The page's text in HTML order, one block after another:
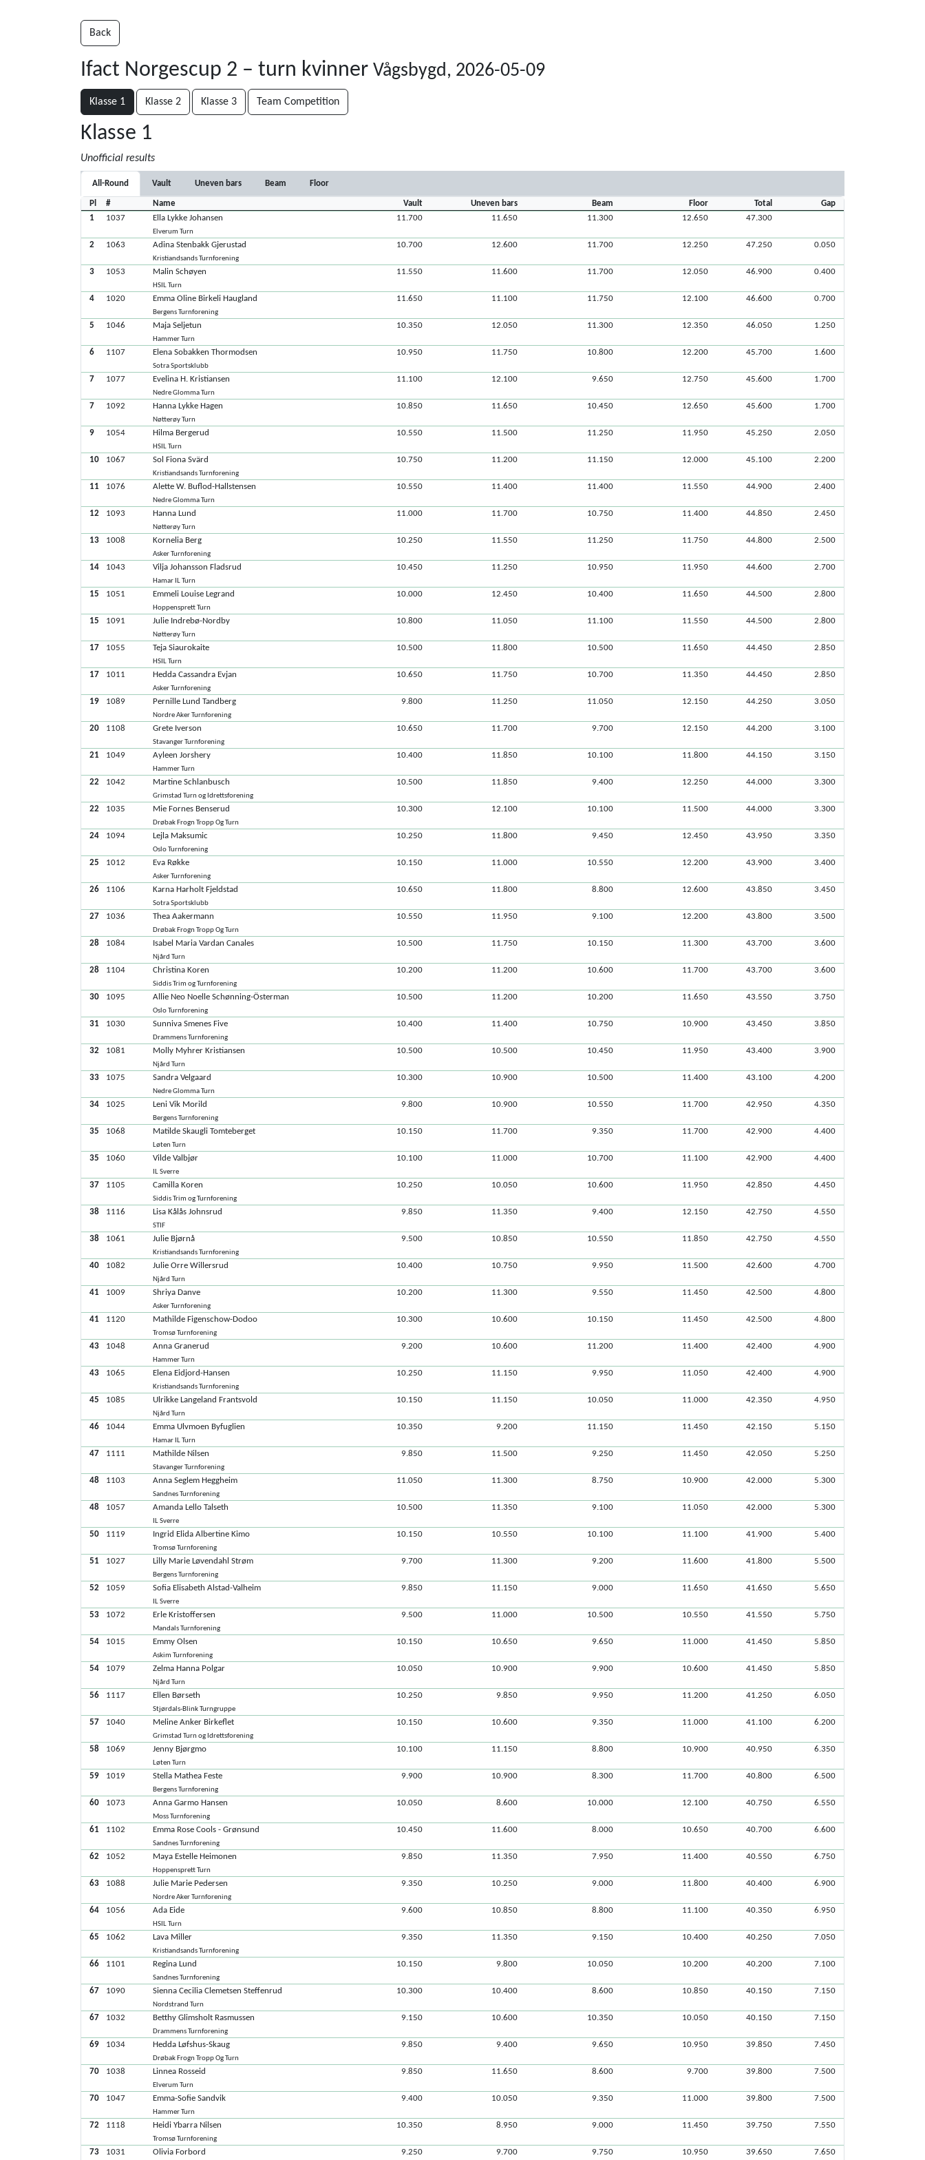
Back
Ifact Norgescup 2 – turn kvinner Vågsbygd, 2026-05-09
Klasse 1 Klasse 2 Klasse 3 Team Competition
Klasse 1
Unofficial results
All-Round Vault Uneven bars Beam Floor
Pl # Name Vault Uneven bars Beam Floor Total
Gap
1
1037 Ella Lykke Johansen
Elverum Turn
11.700 11.650 11.300 12.650 47.300
2 1063 Adina Stenbakk Gjerustad
Kristiandsands Turnforening
10.700 12.600 11.700 12.250 47.250 0.050
3 1053 Malin Schøyen
HSIL Turn
11.550 11.600 11.700 12.050 46.900 0.400
4 1020 Emma Oline Birkeli Haugland
Bergens Turnforening
11.650 11.100 11.750 12.100 46.600 0.700
5 1046 Maja Seljetun
Hammer Turn
10.350 12.050 11.300 12.350 46.050 1.250
6 1107 Elena Sobakken Thormodsen
Sotra Sportsklubb
10.950 11.750 10.800 12.200 45.700 1.600
7 1077 Evelina H. Kristiansen
Nedre Glomma Turn
11.100 12.100 9.650 12.750 45.600 1.700
7 1092 Hanna Lykke Hagen
Nøtterøy Turn
10.850 11.650 10.450 12.650 45.600 1.700
9 1054 Hilma Bergerud
HSIL Turn
10.550 11.500 11.250 11.950 45.250 2.050
10 1067 Sol Fiona Svärd
Kristiandsands Turnforening
10.750 11.200 11.150 12.000 45.100 2.200
11 1076 Alette W. Buflod-Hallstensen
Nedre Glomma Turn
10.550 11.400 11.400 11.550 44.900 2.400
12 1093 Hanna Lund
Nøtterøy Turn
11.000 11.700 10.750 11.400 44.850 2.450
13 1008 Kornelia Berg
Asker Turnforening
10.250 11.550 11.250 11.750 44.800 2.500
14 1043 Vilja Johansson Fladsrud
Hamar IL Turn
10.450 11.250 10.950 11.950 44.600 2.700
15 1051 Emmeli Louise Legrand
Hoppensprett Turn
10.000 12.450 10.400 11.650 44.500 2.800
15 1091 Julie Indrebø-Nordby
Nøtterøy Turn
10.800 11.050 11.100 11.550 44.500 2.800
17 1055 Teja Siaurokaite
HSIL Turn
10.500 11.800 10.500 11.650 44.450 2.850
17 1011 Hedda Cassandra Evjan
Asker Turnforening
10.650 11.750 10.700 11.350 44.450 2.850
19 1089 Pernille Lund Tandberg
Nordre Aker Turnforening
9.800 11.250 11.050 12.150 44.250 3.050
20 1108 Grete Iverson
Stavanger Turnforening
10.650 11.700 9.700 12.150 44.200 3.100
21 1049 Ayleen Jorshery
Hammer Turn
10.400 11.850 10.100 11.800 44.150 3.150
22 1042 Martine Schlanbusch
Grimstad Turn og Idrettsforening
10.500 11.850 9.400 12.250 44.000 3.300
22 1035 Mie Fornes Benserud
Drøbak Frogn Tropp Og Turn
10.300 12.100 10.100 11.500 44.000 3.300
24 1094 Lejla Maksumic
Oslo Turnforening
10.250 11.800 9.450 12.450 43.950 3.350
25 1012 Eva Røkke
Asker Turnforening
10.150 11.000 10.550 12.200 43.900 3.400
26 1106 Karna Harholt Fjeldstad
Sotra Sportsklubb
10.650 11.800 8.800 12.600 43.850 3.450
27 1036 Thea Aakermann
Drøbak Frogn Tropp Og Turn
10.550 11.950 9.100 12.200 43.800 3.500
28 1084 Isabel Maria Vardan Canales
Njård Turn
10.500 11.750 10.150 11.300 43.700 3.600
28 1104 Christina Koren
Siddis Trim og Turnforening
10.200 11.200 10.600 11.700 43.700 3.600
30 1095 Allie Neo Noelle Schønning-Österman
Oslo Turnforening
10.500 11.200 10.200 11.650 43.550 3.750
31 1030 Sunniva Smenes Five
Drammens Turnforening
10.400 11.400 10.750 10.900 43.450 3.850
32 1081 Molly Myhrer Kristiansen
Njård Turn
10.500 10.500 10.450 11.950 43.400 3.900
33 1075 Sandra Velgaard
Nedre Glomma Turn
10.300 10.900 10.500 11.400 43.100 4.200
34 1025 Leni Vik Morild
Bergens Turnforening
9.800 10.900 10.550 11.700 42.950 4.350
35 1068 Matilde Skaugli Tomteberget
Løten Turn
10.150 11.700 9.350 11.700 42.900 4.400
35 1060 Vilde Valbjør
IL Sverre
10.100 11.000 10.700 11.100 42.900 4.400
37 1105 Camilla Koren
Siddis Trim og Turnforening
10.250 10.050 10.600 11.950 42.850 4.450
38 1116 Lisa Kålås Johnsrud
STIF
9.850 11.350 9.400 12.150 42.750 4.550
38 1061 Julie Bjørnå
Kristiandsands Turnforening
9.500 10.850 10.550 11.850 42.750 4.550
40 1082 Julie Orre Willersrud
Njård Turn
10.400 10.750 9.950 11.500 42.600 4.700
41 1009 Shriya Danve
Asker Turnforening
10.200 11.300 9.550 11.450 42.500 4.800
41 1120 Mathilde Figenschow-Dodoo
Tromsø Turnforening
10.300 10.600 10.150 11.450 42.500 4.800
43 1048 Anna Granerud
Hammer Turn
9.200 10.600 11.200 11.400 42.400 4.900
43 1065 Elena Eidjord-Hansen
Kristiandsands Turnforening
10.250 11.150 9.950 11.050 42.400 4.900
45 1085 Ulrikke Langeland Frantsvold
Njård Turn
10.150 11.150 10.050 11.000 42.350 4.950
46 1044 Emma Ulvmoen Byfuglien
Hamar IL Turn
10.350 9.200 11.150 11.450 42.150 5.150
47 1111 Mathilde Nilsen
Stavanger Turnforening
9.850 11.500 9.250 11.450 42.050 5.250
48 1103 Anna Seglem Heggheim
Sandnes Turnforening
11.050 11.300 8.750 10.900 42.000 5.300
48 1057 Amanda Lello Talseth
IL Sverre
10.500 11.350 9.100 11.050 42.000 5.300
50 1119 Ingrid Elida Albertine Kimo
Tromsø Turnforening
10.150 10.550 10.100 11.100 41.900 5.400
51 1027 Lilly Marie Løvendahl Strøm
Bergens Turnforening
9.700 11.300 9.200 11.600 41.800 5.500
52 1059 Sofia Elisabeth Alstad-Valheim
IL Sverre
9.850 11.150 9.000 11.650 41.650 5.650
53 1072 Erle Kristoffersen
Mandals Turnforening
9.500 11.000 10.500 10.550 41.550 5.750
54 1015 Emmy Olsen
Askim Turnforening
10.150 10.650 9.650 11.000 41.450 5.850
54 1079 Zelma Hanna Polgar
Njård Turn
10.050 10.900 9.900 10.600 41.450 5.850
56 1117 Ellen Børseth
Stjørdals-Blink Turngruppe
10.250 9.850 9.950 11.200 41.250 6.050
57 1040 Meline Anker Birkeflet
Grimstad Turn og Idrettsforening
10.150 10.600 9.350 11.000 41.100 6.200
58 1069 Jenny Bjørgmo
Løten Turn
10.100 11.150 8.800 10.900 40.950 6.350
59 1019 Stella Mathea Feste
Bergens Turnforening
9.900 10.900 8.300 11.700 40.800 6.500
60 1073 Anna Garmo Hansen
Moss Turnforening
10.050 8.600 10.000 12.100 40.750 6.550
61 1102 Emma Rose Cools - Grønsund
Sandnes Turnforening
10.450 11.600 8.000 10.650 40.700 6.600
62 1052 Maya Estelle Heimonen
Hoppensprett Turn
9.850 11.350 7.950 11.400 40.550 6.750
63 1088 Julie Marie Pedersen
Nordre Aker Turnforening
9.350 10.250 9.000 11.800 40.400 6.900
64 1056 Ada Eide
HSIL Turn
9.600 10.850 8.800 11.100 40.350 6.950
65 1062 Lava Miller
Kristiandsands Turnforening
9.350 11.350 9.150 10.400 40.250 7.050
66 1101 Regina Lund
Sandnes Turnforening
10.150 9.800 10.050 10.200 40.200 7.100
67 1090 Sienna Cecilia Clemetsen Steffenrud
Nordstrand Turn
10.300 10.400 8.600 10.850 40.150 7.150
67 1032 Betthy Glimsholt Rasmussen
Drammens Turnforening
9.150 10.600 10.350 10.050 40.150 7.150
69 1034 Hedda Løfshus-Skaug
Drøbak Frogn Tropp Og Turn
9.850 9.400 9.650 10.950 39.850 7.450
70 1038 Linnea Rosseid
Elverum Turn
9.850 11.650 8.600 9.700 39.800 7.500
70 1047 Emma-Sofie Sandvik
Hammer Turn
9.400 10.050 9.350 11.000 39.800 7.500
72 1118 Heidi Ybarra Nilsen
Tromsø Turnforening
10.350 8.950 9.000 11.450 39.750 7.550
73 1031 Olivia Forbord 9.250 9.700 9.750 10.950 39.650 7.650